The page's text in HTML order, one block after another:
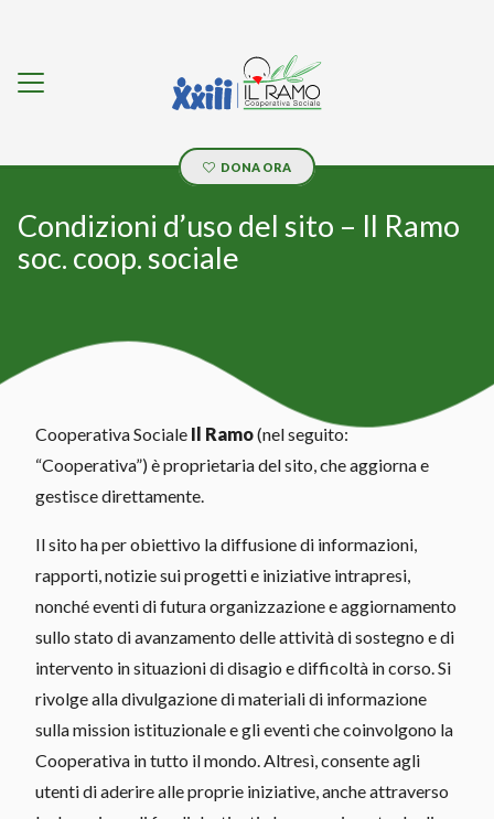
DONA ORA
Condizioni d’uso del sito – Il Ramo
soc. coop. sociale
Cooperativa Sociale Il Ramo(nel seguito:
“Cooperativa”) è proprietaria del sito, che aggiorna e
gestisce direttamente.
Il sito ha per obiettivo la diffusione di informazioni,
rapporti, notizie sui progetti e iniziative intrapresi,
nonché eventi di futura organizzazione e aggiornamento
sullo stato di avanzamento delle attività di sostegno e di
intervento in situazioni di disagio e difficoltà in corso. Si
rivolge alla divulgazione di materiali di informazione
sulla mission istituzionale e gli eventi che coinvolgono la
Cooperativa in tutto il mondo. Altresì, consente agli
utenti di aderire alle proprie iniziative, anche attraverso